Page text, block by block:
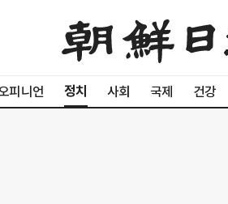
피니언 정치 사회 국제 건강